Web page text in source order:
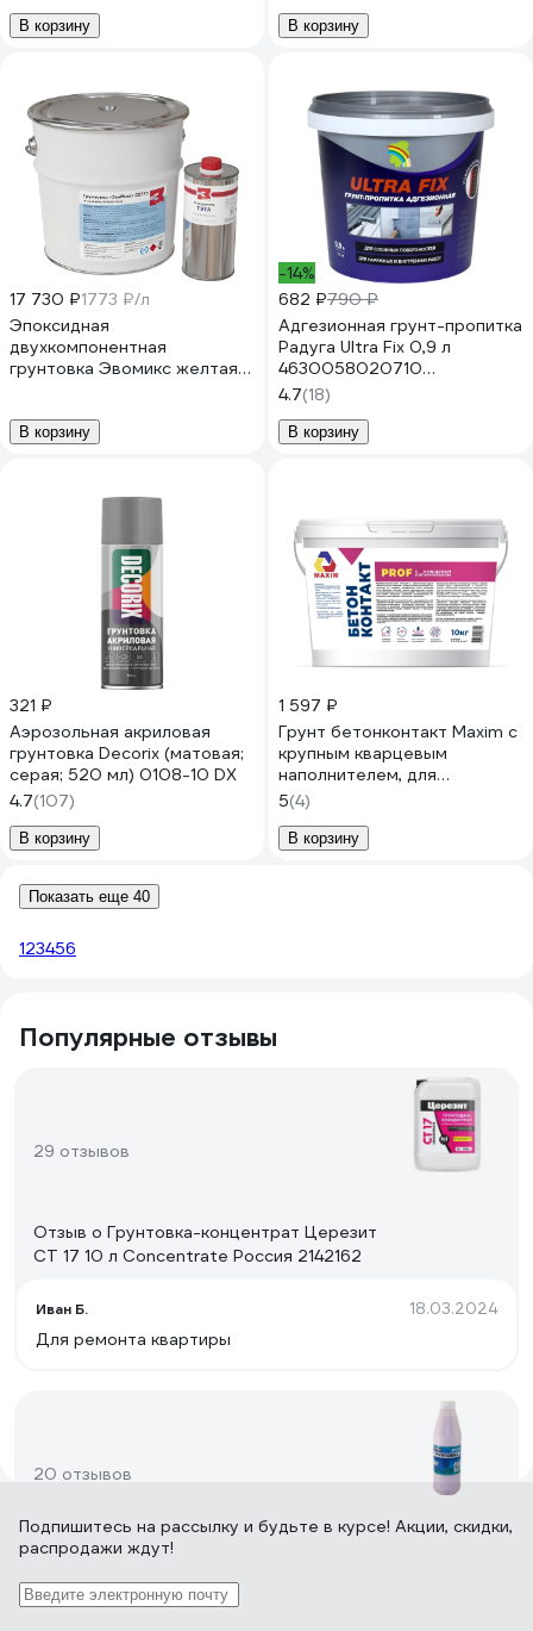
В корзину В корзину
17 730 ₽1773 ₽/л
Эпоксидная
двухкомпонентная
грунтовка Эвомикс желтая
В корзину
-14%
682 ₽790 ₽
Адгезионная грунт-пропитка
Радуга Ultra Fix 0,9 л
4630058020710
4630058024749
4.7(18)
В корзину
321 ₽
Аэрозольная акриловая
грунтовка Decorix (матовая;
серая; 520 мл) 0108-10 DX
4.7(107)
В корзину
1 597 ₽
Грунт бетонконтакт Maxim с
крупным кварцевым
наполнителем, для
внутренних и наружных
работ, 10 кг 11612305
5(4)
В корзину
Показать еще 40
123456
Популярные отзывы
29 отзывов
Отзыв о Грунтовка-концентрат Церезит
CT 17 10 л Concentrate Россия 2142162
Иван Б. 18.03.2024
Для ремонта квартиры
20 отзывов
Отзыв о Грунт Movatex Stroyka для
наружных и внутренних работ, 1 л Т31706
Подпишитесь на рассылку и будьте в курсе! Акции, скидки,
распродажи ждут!